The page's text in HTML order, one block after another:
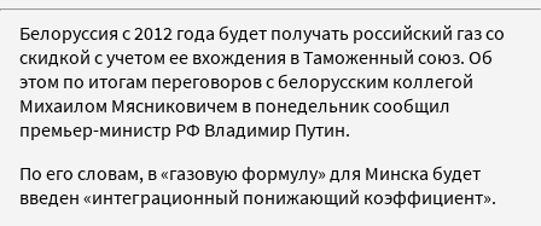
Белоруссия с 2012 года будет получать российский газ со
скидкой с учетом ее вхождения в Таможенный союз. Об
этом по итогам переговоров с белорусским коллегой
Михаилом Мясниковичем в понедельник сообщил
премьер-министр РФ Владимир Путин.
По его словам, в «газовую формулу» для Минска будет
введен «интеграционный понижающий коэффициент».